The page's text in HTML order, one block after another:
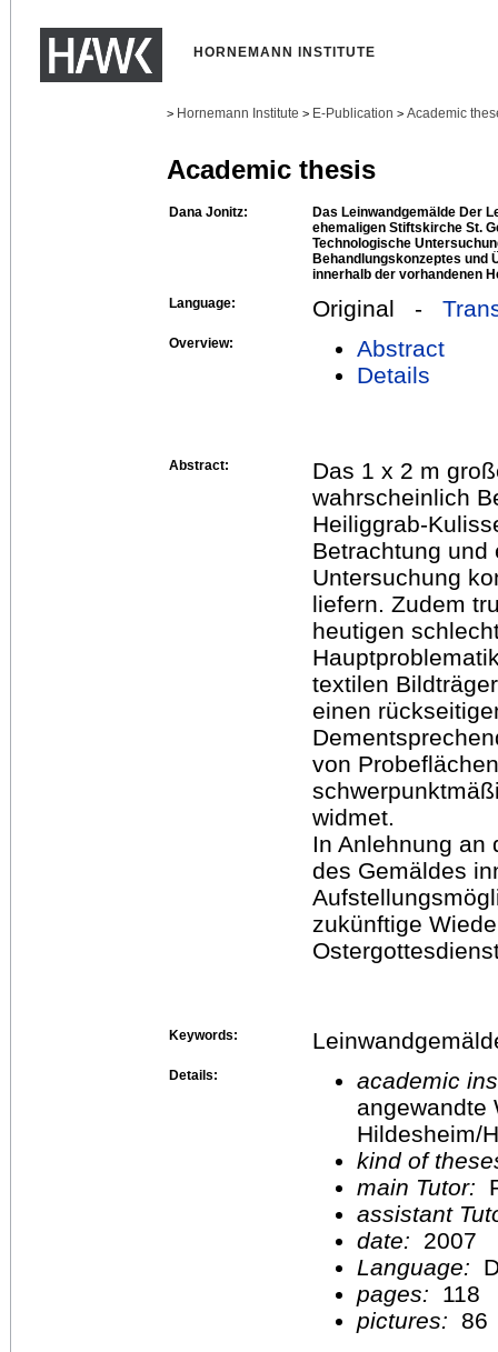
HORNEMANN INSTITUTE
> Hornemann Institute > E-Publication > Academic
Academic thesis
Dana Jonitz:
Das Leinwandgemälde Der
ehemaligen Stiftskirche St.
Technologische
Behandlungskonzeptes und
innerhalb der vorhandenen
Language:
Original -
Overview:
Abstract
Details
Abstract:
Das 1 x 2 m
wahrscheinlich
Heiliggrab-
Betrachtung und
Untersuchung
liefern. Zudem
heutigen
textilen
einen
von
widmet.
In Anlehnung an
des Gemäldes
zukünftige
Keywords:
Details:
academic
angewandte
Hildesheim/
kind of
main Tutor:
assistant
date:
2007
Language:
pages:
118
pictures:
86